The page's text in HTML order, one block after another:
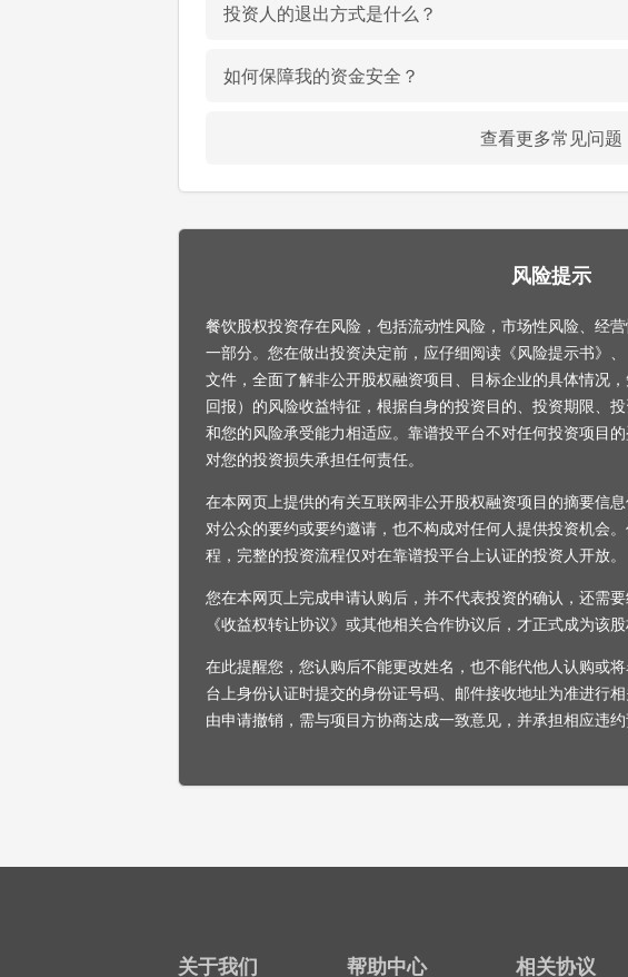
投资人的退出方式是什么？
如何保障我的资金安全？
查看更多常见问题
风险提示
餐饮股权投资存在风险，包括流动性风险，市场性风险、经
一部分。您在做出投资决定前，应仔细阅读《风险提示书》
文件，全面了解非公开股权融资项目、目标企业的具体情况
回报）的风险收益特征，根据自身的投资目的、投资期限、
和您的风险承受能力相适应。靠谱投平台不对任何投资项目
对您的投资损失承担任何责任。
在本网页上提供的有关互联网非公开股权融资项目的摘要信
对公众的要约或要约邀请，也不构成对任何人提供投资机会
程，完整的投资流程仅对在靠谱投平台上认证的投资人开放。
您在本网页上完成申请认购后，并不代表投资的确认，还需
《收益权转让协议》或其他相关合作协议后，才正式成为该股
在此提醒您，您认购后不能更改姓名，也不能代他人认购或
台上身份认证时提交的身份证号码、邮件接收地址为准进行
由申请撤销，需与项目方协商达成一致意见，并承担相应违
关于我们 帮助中心 相关协议